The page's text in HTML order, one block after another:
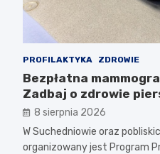
PROFILAKTYKA ZDROWIE
Bezpłatna
Zadbaj o zdrowie
8 sierpnia 2026
W Suchedniowie oraz
organizowany jest Program